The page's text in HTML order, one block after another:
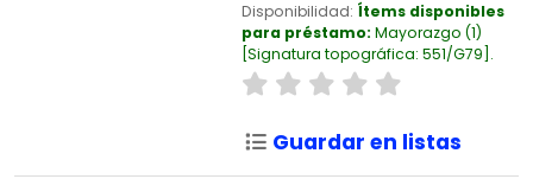
Disponibilidad: Ítems disponibles
para préstamo: Mayorazgo (1)
Signatura topográfica: 551/G79 .
Guardar en listas